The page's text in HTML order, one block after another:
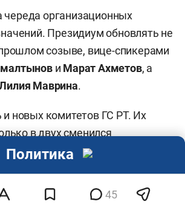
организационных
Президиум обновлять не
созыве, вице-спикерами
и Марат Ахметов, а
Маврина.
и новых комитетов ГС РТ. Их
в двух сменился
экс-глава Лениногорского
и
а депутатАлександр
45
Политика